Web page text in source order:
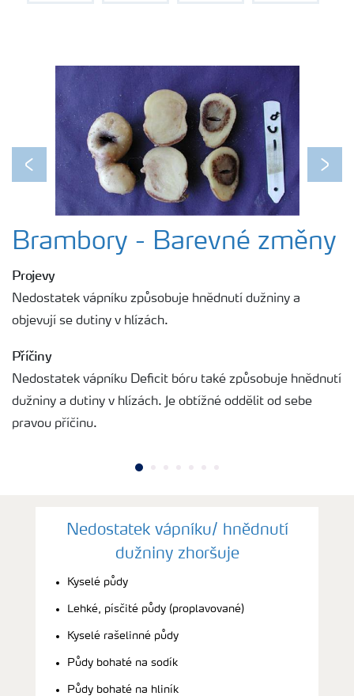
Previous Next
Brambory - Barevné změny
Projevy
Nedostatek vápníku způsobuje hnědnutí dužniny a
objevují se dutiny v hlízách.
Příčiny
Nedostatek vápníku Deficit bóru také způsobuje hnědnutí
dužniny a dutiny v hlízách. Je obtížné oddělit od sebe
pravou příčinu.
Nedostatek vápníku/ hnědnutí
dužniny zhoršuje
Kyselé půdy
Lehké, písčité půdy (proplavované)
Kyselé rašelinné půdy
Půdy bohaté na sodík
Půdy bohaté na hliník